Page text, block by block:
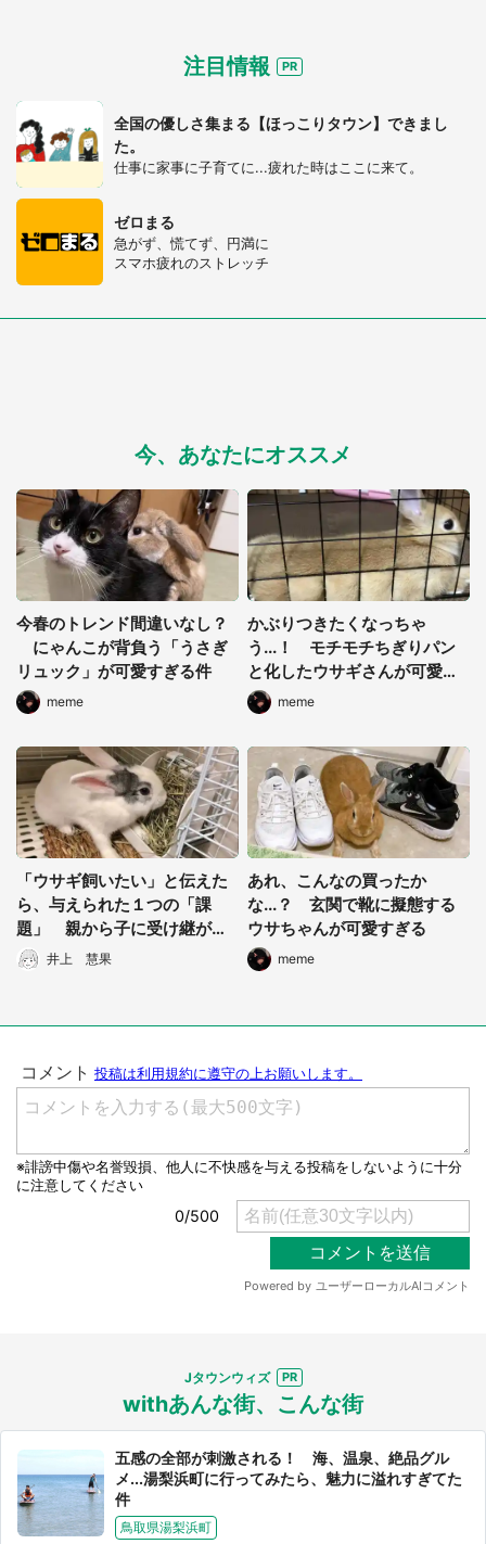
都道府選択
選択する
注目情報
全国の優しさ集まる【ほっこりタウン】できまし
た。
仕事に家事に子育てに...疲れた時はここに来て。
ゼロまる
急がず、慌てず、円満に
スマホ疲れのストレッチ
今、あなたにオススメ
今春のトレンド間違いなし？
にゃんこが背負う「うさぎ
リュック」が可愛すぎる件
meme
かぶりつきたくなっちゃ
う...！ モチモチちぎりパン
と化したウサギさんが可愛す
ぎ
meme
「ウサギ飼いたい」と伝えた
ら、与えられた１つの「課
題」 親から子に受け継がれ
る「教え」に反響
井上 慧果
あれ、こんなの買ったか
な...？ 玄関で靴に擬態する
ウサちゃんが可愛すぎる
meme
Jタウンウィズ
withあんな街、こんな街
五感の全部が刺激される！ 海、温泉、絶品グル
メ...湯梨浜町に行ってみたら、魅力に溢れすぎてた
件
鳥取県湯梨浜町